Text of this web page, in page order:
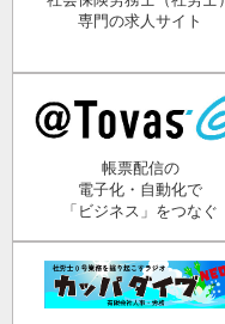
専門の求人サイト
帳票配信の
電子化・自動化で
「ビジネス」をつなぐ